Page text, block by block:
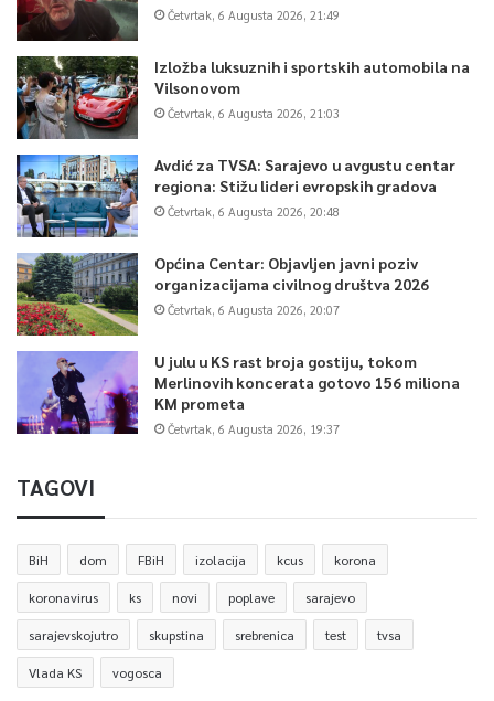
Četvrtak, 6 Augusta 2026, 21:49
Izložba luksuznih i sportskih automobila na
Vilsonovom
Četvrtak, 6 Augusta 2026, 21:03
Avdić za TVSA: Sarajevo u avgustu centar
regiona: Stižu lideri evropskih gradova
Četvrtak, 6 Augusta 2026, 20:48
Općina Centar: Objavljen javni poziv
organizacijama civilnog društva 2026
Četvrtak, 6 Augusta 2026, 20:07
U julu u KS rast broja gostiju, tokom
Merlinovih koncerata gotovo 156 miliona
KM prometa
Četvrtak, 6 Augusta 2026, 19:37
TAGOVI
BiH dom FBiH izolacija kcus korona
koronavirus ks novi poplave sarajevo
sarajevskojutro skupstina srebrenica test tvsa
Vlada KS vogosca